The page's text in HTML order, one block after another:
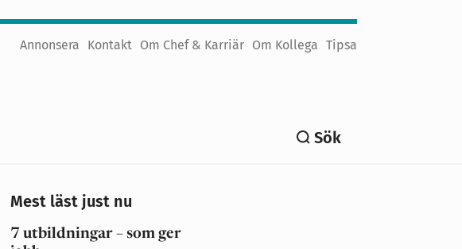
Annonsera Kontakt Om Chef & Karriär Om Kollega Tipsa
Sök
Mest läst just nu
7 utbildningar – som ger